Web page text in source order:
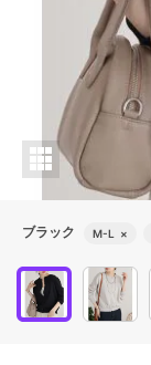
ブラック M-L ×